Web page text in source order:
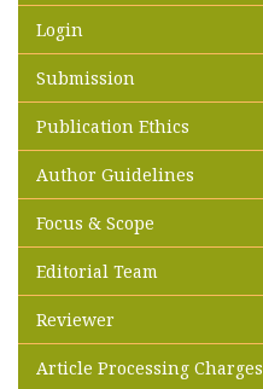
Login
Submission
Publication Ethics
Author Guidelines
Focus & Scope
Editorial Team
Reviewer
Article Processing Charges